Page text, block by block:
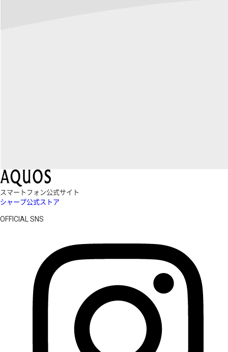
スマートフォン公式サイト
シャープ公式ストア
OFFICIAL SNS